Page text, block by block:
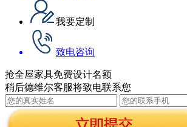
我要定制
致电咨询
抢全屋家具免费设计名额
稍后德维尔客服将致电联系您